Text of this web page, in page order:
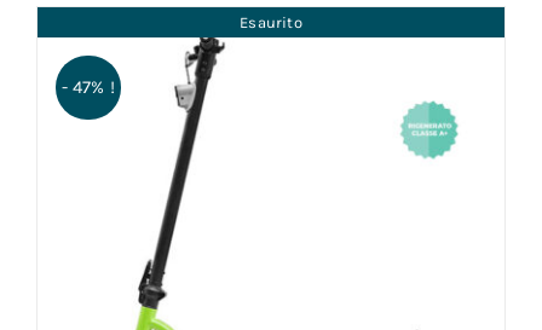
Esaurito
- 47% !